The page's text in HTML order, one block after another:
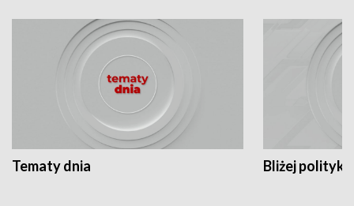
Tematy dnia Bliżej polityki